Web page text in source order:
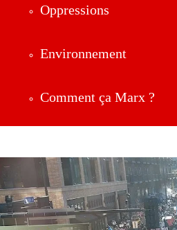
Oppressions
Environnement
Comment ça Marx ?